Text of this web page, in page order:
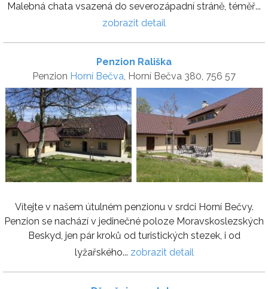
Malebná chata vsazená do severozápadní stráně, téměř...
zobrazit detail
Penzion Rališka
Penzion Horní Bečva, Horní Bečva 380, 756 57
Vítejte v našem útulném penzionu v srdci Horní Bečvy.
Penzion se nachází v jedinečné poloze Moravskoslezských
Beskyd, jen pár kroků od turistických stezek, i od
lyžařského... zobrazit detail